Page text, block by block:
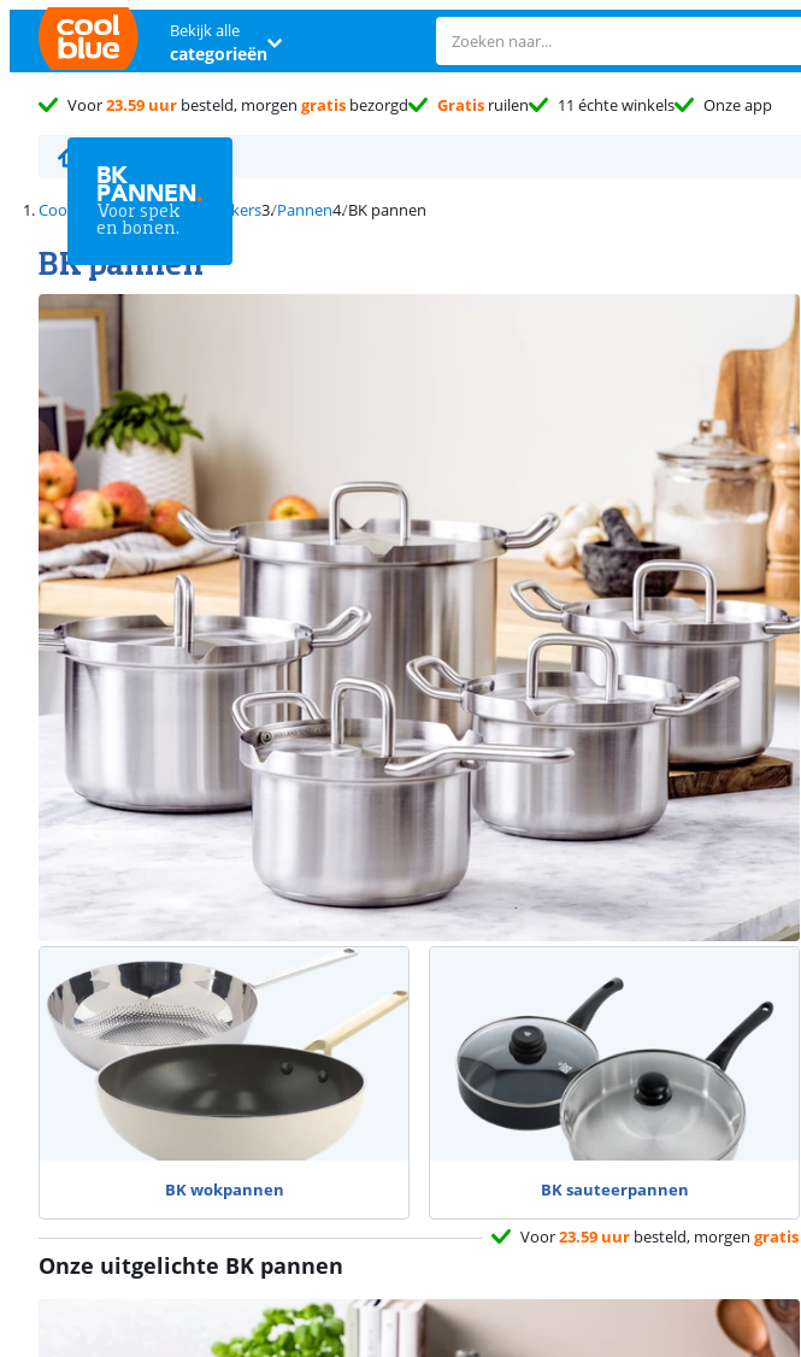
Bekijk alle
categorieën
Voor23.59 uur besteld, morgen gratis bezorgd Gratis ruilen 11 échte winkels Onze app
Coolblue.be Pannen & kokers Pannen BK pannen
BK pannen
BK
PANNEN.
Voor spek
en bonen.
BK wokpannen BK sauteerpannen
Voor23.59 uur besteld, morgen gratis
Onze uitgelichte BK pannen